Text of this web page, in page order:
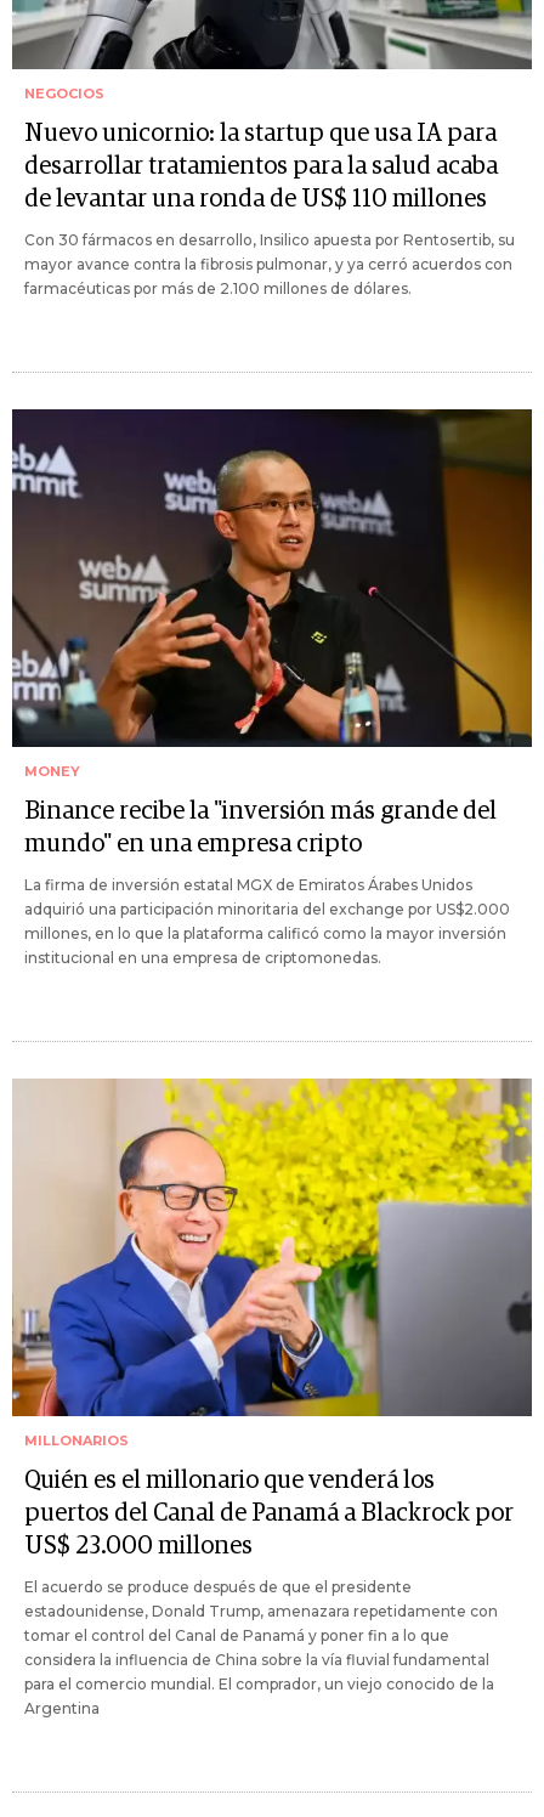
NEGOCIOS
Nuevo unicornio: la startup que usa IA para
desarrollar tratamientos para la salud acaba
de levantar una ronda de US$ 110 millones
Con 30 fármacos en desarrollo, Insilico apuesta por Rentosertib, su
mayor avance contra la fibrosis pulmonar, y ya cerró acuerdos con
farmacéuticas por más de 2.100 millones de dólares.
MONEY
Binance recibe la "inversión más grande del
mundo" en una empresa cripto
La firma de inversión estatal MGX de Emiratos Árabes Unidos
adquirió una participación minoritaria del exchange por US$2.000
millones, en lo que la plataforma calificó como la mayor inversión
institucional en una empresa de criptomonedas.
MILLONARIOS
Quién es el millonario que venderá los
puertos del Canal de Panamá a Blackrock por
US$ 23.000 millones
El acuerdo se produce después de que el presidente
estadounidense, Donald Trump, amenazara repetidamente con
tomar el control del Canal de Panamá y poner fin a lo que
considera la influencia de China sobre la vía fluvial fundamental
para el comercio mundial. El comprador, un viejo conocido de la
Argentina